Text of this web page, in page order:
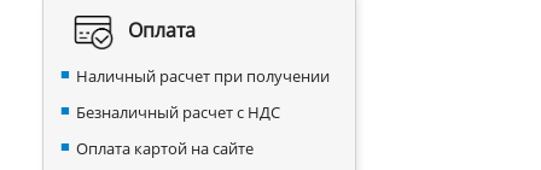
Оплата
Наличный расчет при получении
Безналичный расчет с НДС
Оплата картой на сайте